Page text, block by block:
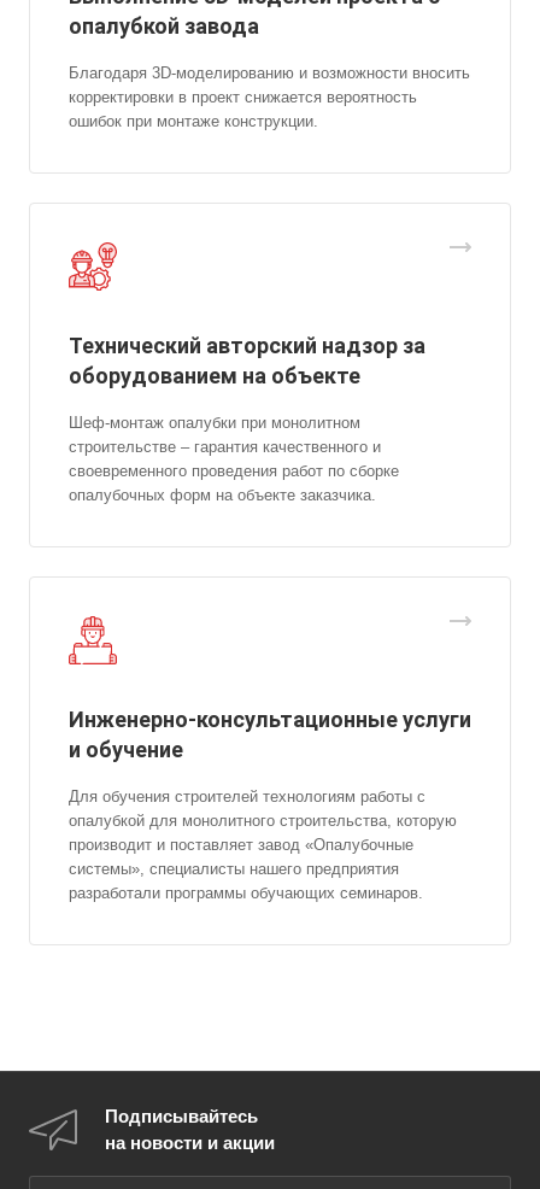
опалубкой завода
Благодаря 3D-моделированию и возможности вносить
корректировки в проект снижается вероятность
ошибок при монтаже конструкции.
Технический авторский надзор за
оборудованием на объекте
Шеф-монтаж опалубки при монолитном
строительстве – гарантия качественного и
своевременного проведения работ по сборке
опалубочных форм на объекте заказчика.
Инженерно-консультационные услуги
и обучение
Для обучения строителей технологиям работы с
опалубкой для монолитного строительства, которую
производит и поставляет завод «Опалубочные
системы», специалисты нашего предприятия
разработали программы обучающих семинаров.
Подписывайтесь
на новости и акции